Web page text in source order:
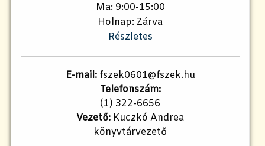
Ma: 9:00-15:00
Holnap: Zárva
Részletes
E-mail:fszek0601@fszek.hu
Telefonszám:
(1) 322-6656
Vezető: Kuczkó Andrea
könyvtárvezető